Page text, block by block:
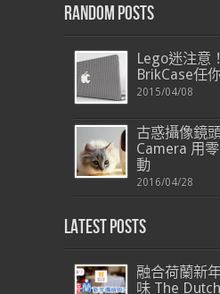
Random Posts
Lego迷注意
BrikCase任
2015/04/08
古惑攝像鏡
Camera 用
動
2016/04/28
Latest Posts
融合荷蘭新
味 The